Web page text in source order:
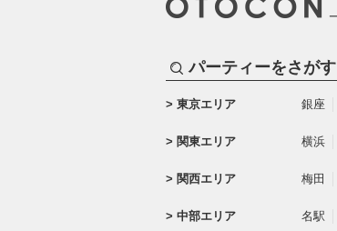
パーティーをさがす
東京エリア 銀座
関東エリア 横浜
関西エリア 梅田
中部エリア 名駅